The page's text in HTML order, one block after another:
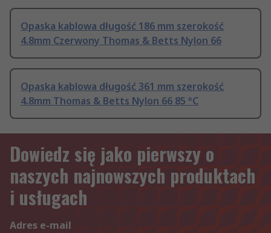
Opaska kablowa długość 186 mm szerokość
4.8mm Czerwony Thomas & Betts Nylon 66
Opaska kablowa długość 361 mm szerokość
4.8mm Thomas & Betts Nylon 66 85 °C
Dowiedz się jako pierwszy o
naszych najnowszych produktach
i usługach
Adres e-mail